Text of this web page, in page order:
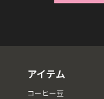
アイテム
コーヒー豆